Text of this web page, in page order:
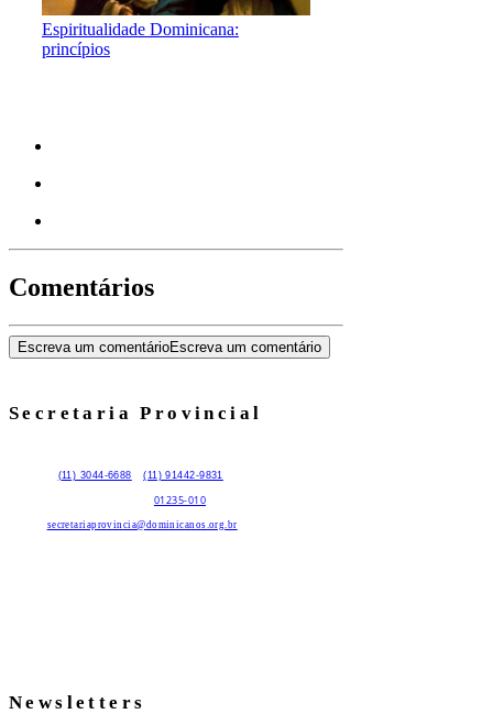
Espiritualidade Dominicana:
princípios
Comentários
Escreva um comentárioEscreva um comentário
Secretaria Provincial
(11) 3044-6688 /(11) 91442-9831
01235-010
secretariaprovincia@dominicanos.org.br
Newsletters